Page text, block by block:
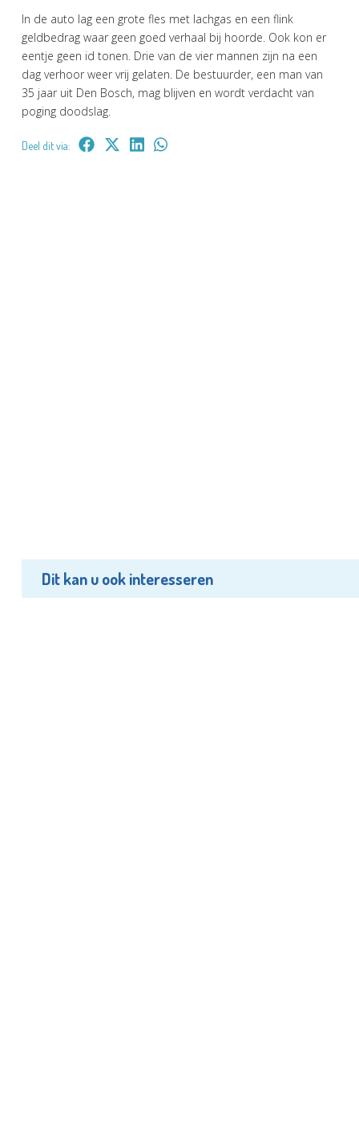
In de auto lag een grote fles met lachgas en een flink
geldbedrag waar geen goed verhaal bij hoorde. Ook kon er
eentje geen id tonen. Drie van de vier mannen zijn na een
dag verhoor weer vrij gelaten. De bestuurder, een man van
35 jaar uit Den Bosch, mag blijven en wordt verdacht van
poging doodslag.
Deel dit via:
Dit kan u ook interesseren